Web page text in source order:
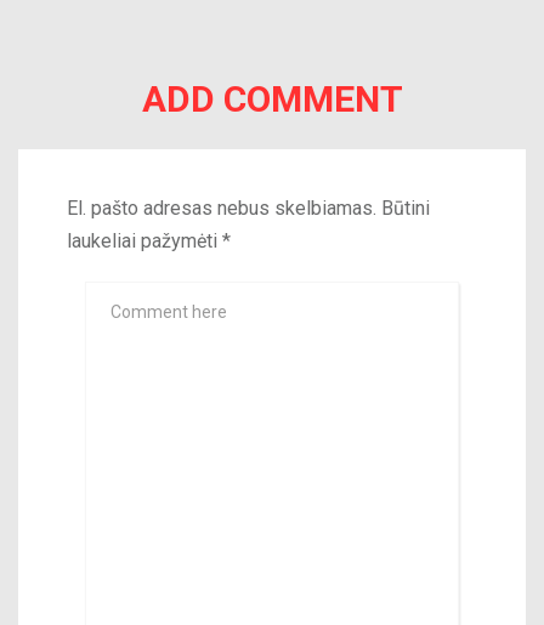
ADD COMMENT
El. pašto adresas nebus skelbiamas. Būtini
laukeliai pažymėti *